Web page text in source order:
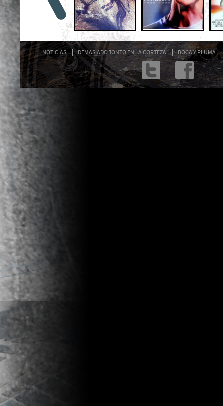
NOTICIAS DEMASIADO TONTO EN LA CORTEZA BOCA Y PLUMA